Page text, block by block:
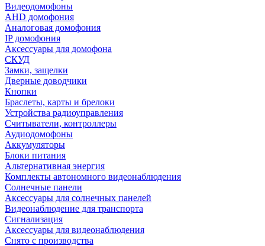
Видеодомофоны
AHD домофония
Аналоговая домофония
IP домофония
Аксессуары для домофона
СКУД
Замки, защелки
Дверные доводчики
Кнопки
Браслеты, карты и брелоки
Устройства радиоуправления
Считыватели, контроллеры
Аудиодомофоны
Аккумуляторы
Блоки питания
Альтернативная энергия
Комплекты автономного видеонаблюдения
Солнечные панели
Аксессуары для солнечных панелей
Видеонаблюдение для транспорта
Сигнализация
Аксессуары для видеонаблюдения
Снято с производства